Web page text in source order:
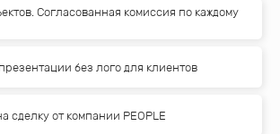
Согласованная комиссия по каждому
без лого для клиентов
сделку от компании PEOPLE